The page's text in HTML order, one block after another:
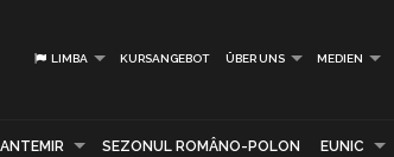
LIMBA KURSANGEBOT ÜBER UNS MEDIEN
SEZONUL ROMÂNO-POLON EUNIC